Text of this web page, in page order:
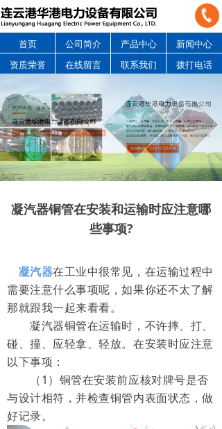
首页 公司简介 产品中心
新闻中心
资质荣誉
在线留言 联系我们 拨打电话
凝汽器铜管在安装和运输时应注意哪
些事项?
凝汽器在工业中很常见，在运输过程中
需要注意什么事项呢，如果你还不太了解
那就跟我一起来看看。
凝汽器铜管在运输时，不许摔、打、
碰、撞、应轻拿、轻放。在安装时应注意
以下事项：
（1）铜管在安装前应核对牌号是否
与设计相符，并检查铜管内表面状态，做
好记录。